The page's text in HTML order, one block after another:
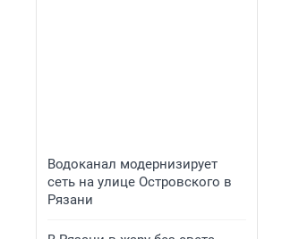
Водоканал модернизирует
сеть на улице Островского в
Рязани